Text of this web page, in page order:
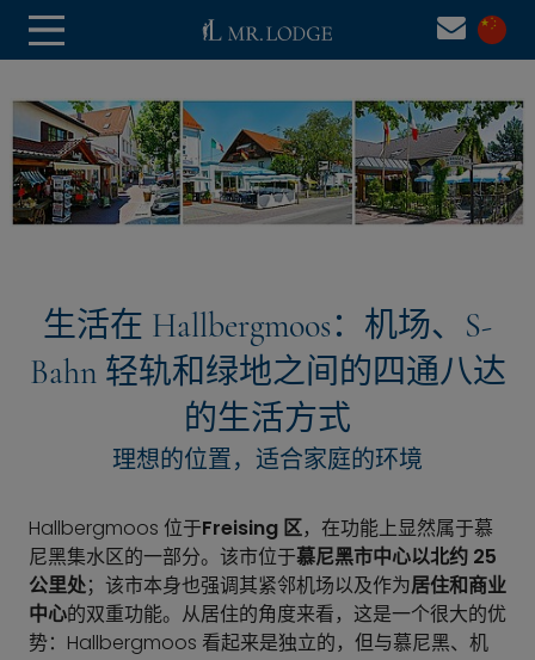
生活在 Hallbergmoos：机场、S-
Bahn 轻轨和绿地之间的四通八达
的生活方式
理想的位置，适合家庭的环境
Hallbergmoos 位于Freising 区，在功能上显然属于慕
尼黑集水区的一部分。该市位于慕尼黑市中心以北约 25
公里处；该市本身也强调其紧邻机场以及作为居住和商业
中心的双重功能。从居住的角度来看，这是一个很大的优
势：Hallbergmoos 看起来是独立的，但与慕尼黑、机